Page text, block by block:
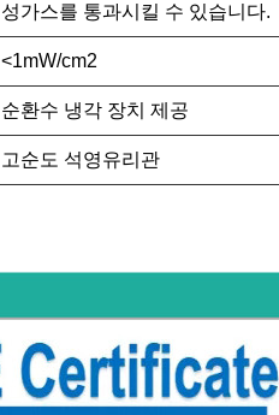
성가스를 통과시킬 수 있습니다.
<1mW/cm2
순환수 냉각 장치 제공
고순도 석영유리관